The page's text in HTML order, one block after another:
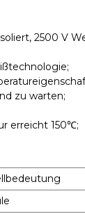
2500 V
zu warten;
erreicht 150℃;